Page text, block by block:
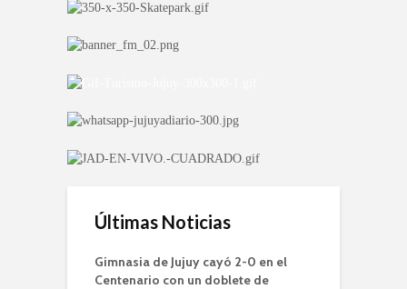
Últimas Noticias
Gimnasia de Jujuy cayó 2-0 en el
Centenario con un doblete de